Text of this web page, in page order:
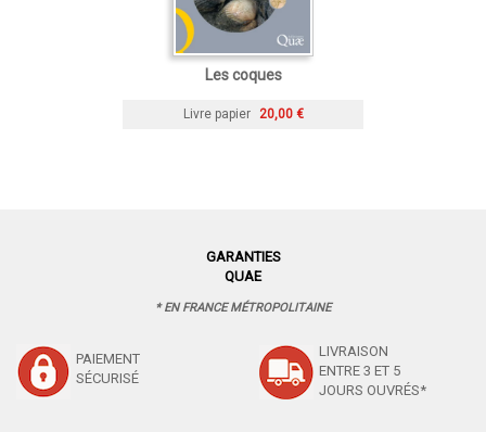
Les coques
Livre papier 20,00 €
GARANTIES
QUAE
* EN FRANCE MÉTROPOLITAINE
PAIEMENT
SÉCURISÉ
LIVRAISON
ENTRE 3 ET 5
JOURS OUVRÉS*